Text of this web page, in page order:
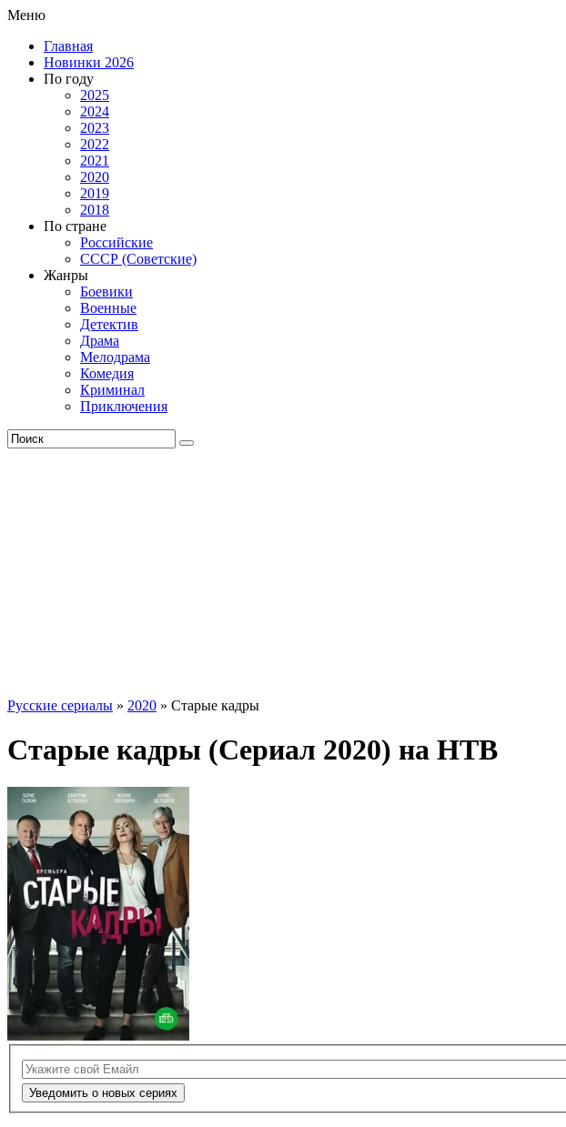
Меню
Главная
Новинки 2026
По году
2025
2024
2023
2022
2021
2020
2019
2018
По стране
Российские
СССР (Советские)
Жанры
Боевики
Военные
Детектив
Драма
Мелодрама
Комедия
Криминал
Приключения
Русские сериалы » 2020 » Старые кадры
Старые кадры (Сериал 2020) на НТВ
Уведомить о новых сериях